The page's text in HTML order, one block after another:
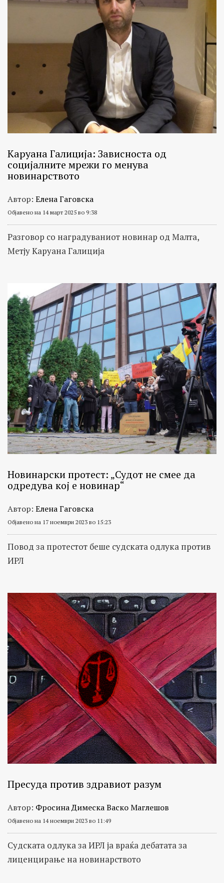
Каруана Галиција: Зависноста од
социјалните мрежи го менува
новинарството
Автор: Елена Гаговска
Објавено на 14 март 2025 во 9:38
Разговор со наградуваниот новинар од Малта,
Метју Каруана Галиција
Новинарски протест: „Судот не смее да
одредува кој е новинар“
Автор: Елена Гаговска
Објавено на 17 ноември 2023 во 15:23
Повод за протестот беше судската одлука против
ИРЛ
Пресуда против здравиот разум
Автор: Фросина Димеска Васко Маглешов
Објавено на 14 ноември 2023 во 11:49
Судската одлука за ИРЛ ја враќа дебатата за
лиценцирање на новинарството